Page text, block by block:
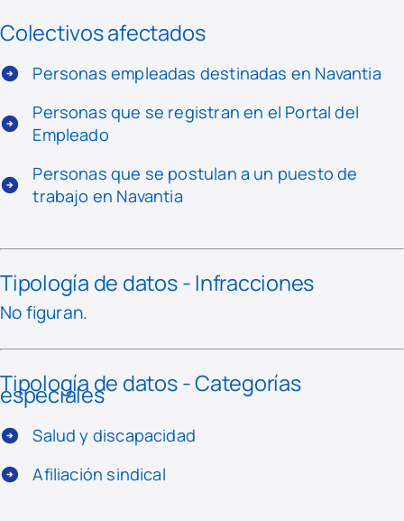
Colectivos afectados
Personas empleadas destinadas en Navantia
Personas que se registran en el Portal del
Empleado
Personas que se postulan a un puesto de
trabajo en Navantia
Tipología de datos - Infracciones
No figuran.
Tipología de datos - Categorías
especiales
Salud y discapacidad
Afiliación sindical